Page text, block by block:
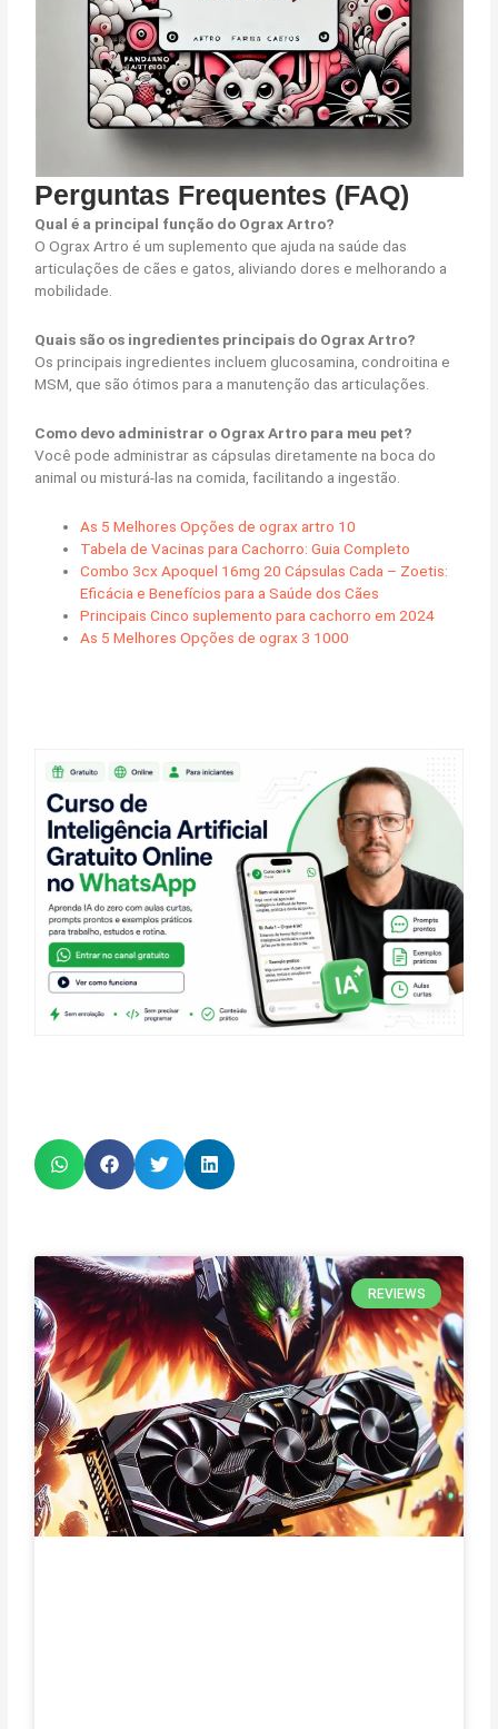
Perguntas Frequentes (FAQ)
Qual é a principal função do Ograx Artro?
O Ograx Artro é um suplemento que ajuda na saúde das
articulações de cães e gatos, aliviando dores e melhorando a
mobilidade.
Quais são os ingredientes principais do Ograx Artro?
Os principais ingredientes incluem glucosamina, condroitina e
MSM, que são ótimos para a manutenção das articulações.
Como devo administrar o Ograx Artro para meu pet?
Você pode administrar as cápsulas diretamente na boca do
animal ou misturá-las na comida, facilitando a ingestão.
As 5 Melhores Opções de ograx artro 10
Tabela de Vacinas para Cachorro: Guia Completo
Combo 3cx Apoquel 16mg 20 Cápsulas Cada – Zoetis:
Eficácia e Benefícios para a Saúde dos Cães
Principais Cinco suplemento para cachorro em 2024
As 5 Melhores Opções de ograx 3 1000
REVIEWS